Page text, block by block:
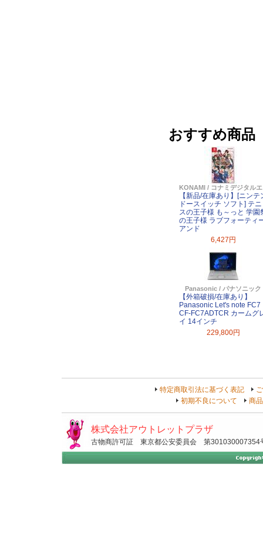
おすすめ商品
KONAMI / コナミデジタル
【新品/在庫あり】[ニンテ
ドースイッチ ソフト] テニ
スの王子様 も～っと 学園
の王子様 ラブフォーティ
アンド
6,427円
Panasonic / パナソニック
【外箱破損/在庫あり】
Panasonic Let's note FC7
CF-FC7ADTCR カームグ
イ 14インチ
229,800円
特定商取引法に基づく表記
初期不良について
商
株式会社アウトレットプラザ
古物商許可証 東京都公安委員会 第301030007354